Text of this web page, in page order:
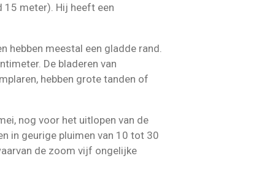
15 meter). Hij heeft een
hebben meestal een gladde rand.
De bladeren van
hebben grote tanden of
nog voor het uitlopen van de
in geurige pluimen van 10 tot 30
de zoom vijf ongelijke